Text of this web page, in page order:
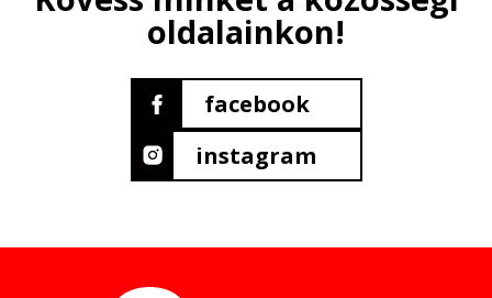
oldalainkon!
facebook
instagram